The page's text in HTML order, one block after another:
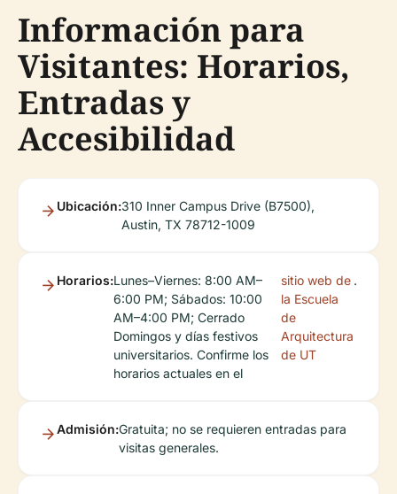
Información para
Visitantes: Horarios,
Entradas y
Accesibilidad
Ubicación:310 Inner Campus Drive (B7500),
Austin, TX 78712-1009
Horarios:Lunes–Viernes: 8:00 AM–
6:00 PM; Sábados: 10:00
AM–4:00 PM; Cerrado
Domingos y días festivos
universitarios. Confirme los
horarios actuales en el
sitio web de
la Escuela
de
Arquitectura
de UT
.
Admisión:Gratuita; no se requieren entradas para
visitas generales.